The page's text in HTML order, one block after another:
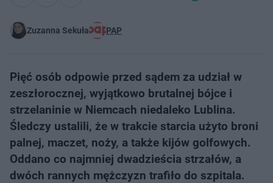
Zuzanna Sekuła PAP
Pięć osób odpowie przed sądem za udział w
zeszłorocznej, wyjątkowo brutalnej bójce i
strzelaninie w Niemcach niedaleko Lublina.
Śledczy ustalili, że w trakcie starcia użyto broni
palnej, maczet, noży, a także kijów golfowych.
Oddano co najmniej dwadzieścia strzałów, a
dwóch rannych mężczyzn trafiło do szpitala.